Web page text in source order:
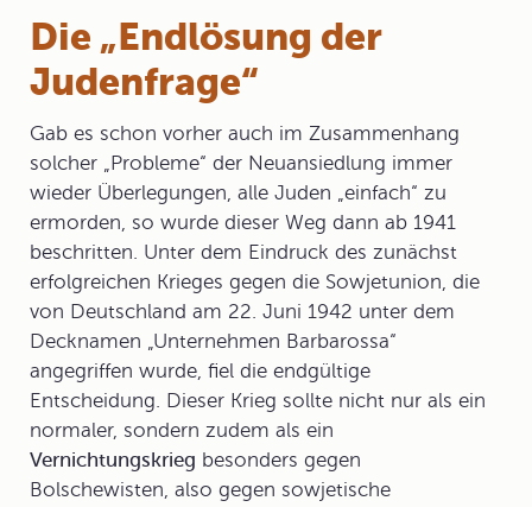
Die „Endlösung der
Judenfrage“
Gab es schon vorher auch im Zusammenhang
solcher „Probleme“ der Neuansiedlung immer
wieder Überlegungen, alle Juden „einfach“ zu
ermorden, so wurde dieser Weg dann ab 1941
beschritten. Unter dem Eindruck des zunächst
erfolgreichen Krieges gegen die Sowjetunion, die
von Deutschland am 22. Juni 1942 unter dem
Decknamen „Unternehmen Barbarossa“
angegriffen wurde, fiel die endgültige
Entscheidung. Dieser Krieg sollte nicht nur als ein
normaler, sondern zudem als ein
Vernichtungskrieg besonders gegen
Bolschewisten, also gegen sowjetische